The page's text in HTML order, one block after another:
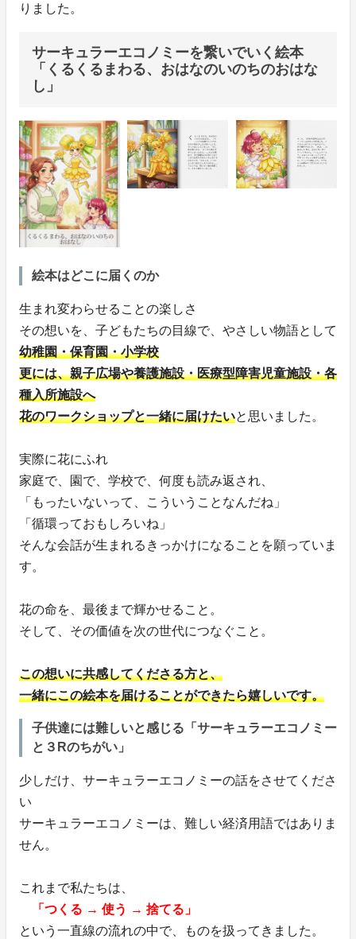
りました。
サーキュラーエコノミーを繋いでいく絵本
「くるくるまわる、おはなのいのちのおはな
し」
絵本はどこに届くのか
生まれ変わらせることの楽しさ
その想いを、子どもたちの目線で、やさしい物語として
幼稚園・保育園・小学校
更には、親子広場や養護施設・医療型障害児童施設・各
種入所施設へ
花のワークショップと一緒に届けたいと思いました。
実際に花にふれ
家庭で、園で、学校で、何度も読み返され、
「もったいないって、こういうことなんだね」
「循環っておもしろいね」
そんな会話が生まれるきっかけになることを願っていま
す。
花の命を、最後まで輝かせること。
そして、その価値を次の世代につなぐこと。
この想いに共感してくださる方と、
一緒にこの絵本を届けることができたら嬉しいです。
子供達には難しいと感じる「サーキュラーエコノミー
と３Rのちがい」
少しだけ、サーキュラーエコノミーの話をさせてくださ
い
サーキュラーエコノミーは、難しい経済用語ではありま
せん。
これまで私たちは、
「つくる → 使う → 捨てる」
という一直線の流れの中で、ものを扱ってきました。